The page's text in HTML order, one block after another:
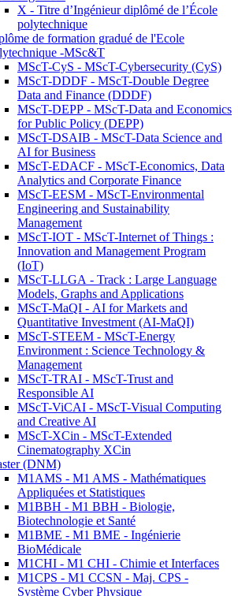
X - Titre d’Ingénieur diplômé de l’École
polytechnique
de formation gradué de l'Ecole
-MSc&T
MScT-CyS - MScT-Cybersecurity (CyS)
MScT-DDDF - MScT-Double Degree
Data and Finance (DDDF)
MScT-DEPP - MScT-Data and Economics
for Public Policy (DEPP)
MScT-DSAIB - MScT-Data Science and
AI for Business
MScT-EDACF - MScT-Economics, Data
Analytics and Corporate Finance
MScT-EESM - MScT-Environmental
Engineering and Sustainability
Management
MScT-IOT - MScT-Internet of Things :
Innovation and Management Program
(IoT)
MScT-LLGA - Track : Large Language
Models, Graphs and Applications
MScT-MaQI - AI for Markets and
Quantitative Investment (AI-MaQI)
MScT-STEEM - MScT-Energy
Environment : Science Technology &
Management
MScT-TRAI - MScT-Trust and
Responsible AI
MScT-ViCAI - MScT-Visual Computing
and Creative AI
MScT-XCin - MScT-Extended
Cinematography XCin
(DNM)
M1AMS - M1 AMS - Mathématiques
Appliquées et Statistiques
M1BBH - M1 BBH - Biologie,
Biotechnologie et Santé
M1BME - M1 BME - Ingénierie
BioMédicale
M1CHI - M1 CHI - Chimie et Interfaces
M1CPS - M1 CCSN - Maj. CPS -
Système Cyber Physique